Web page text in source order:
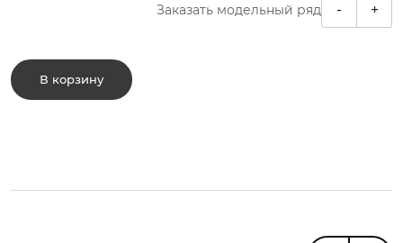
Заказать модельный ряд - +
В корзину